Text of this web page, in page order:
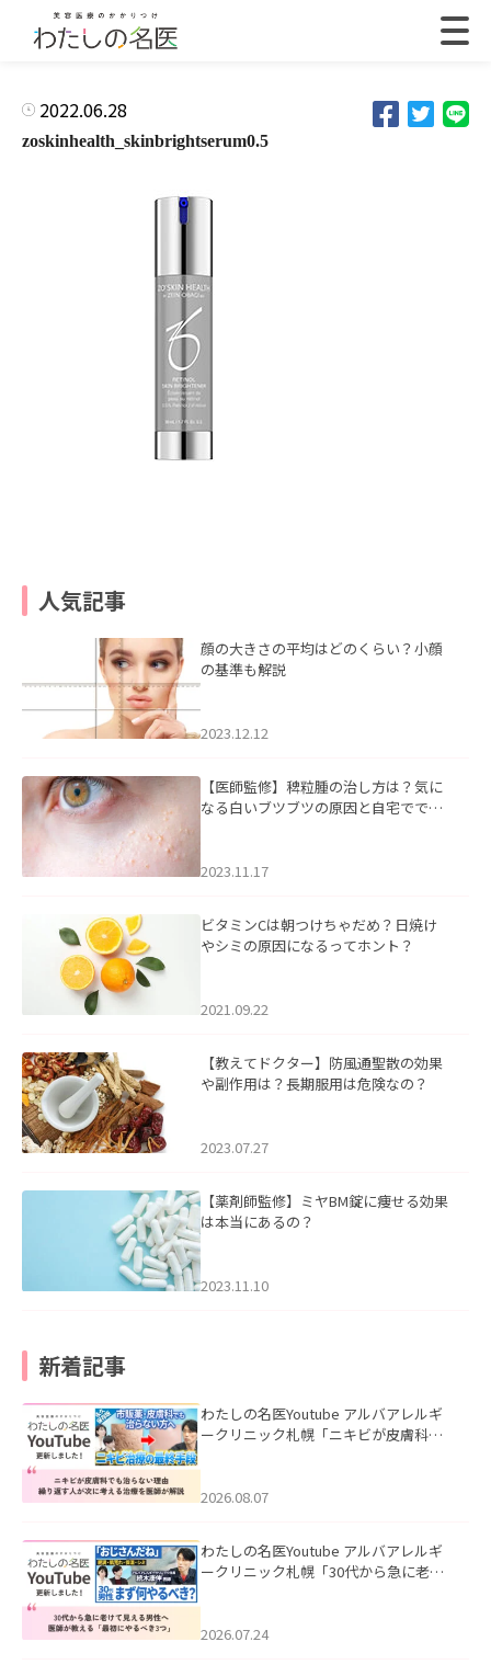
2022.06.28
zoskinhealth_skinbrightserum0.5
人気記事
顔の大きさの平均はどのくらい？小顔
の基準も解説
2023.12.12
【医師監修】稗粒腫の治し方は？気に
なる白いブツブツの原因と自宅ででき
2023.11.17
ビタミンCは朝つけちゃだめ？日焼け
やシミの原因になるってホント？
2021.09.22
【教えてドクター】防風通聖散の効果
や副作用は？長期服用は危険なの？
2023.07.27
【薬剤師監修】ミヤBM錠に痩せる効果
は本当にあるの？
2023.11.10
新着記事
わたしの名医Youtube アルバアレルギ
ークリニック札幌「ニキビが皮膚科で
ました。
2026.08.07
わたしの名医Youtube アルバアレルギ
ークリニック札幌「30代から急に老け
た。
2026.07.24